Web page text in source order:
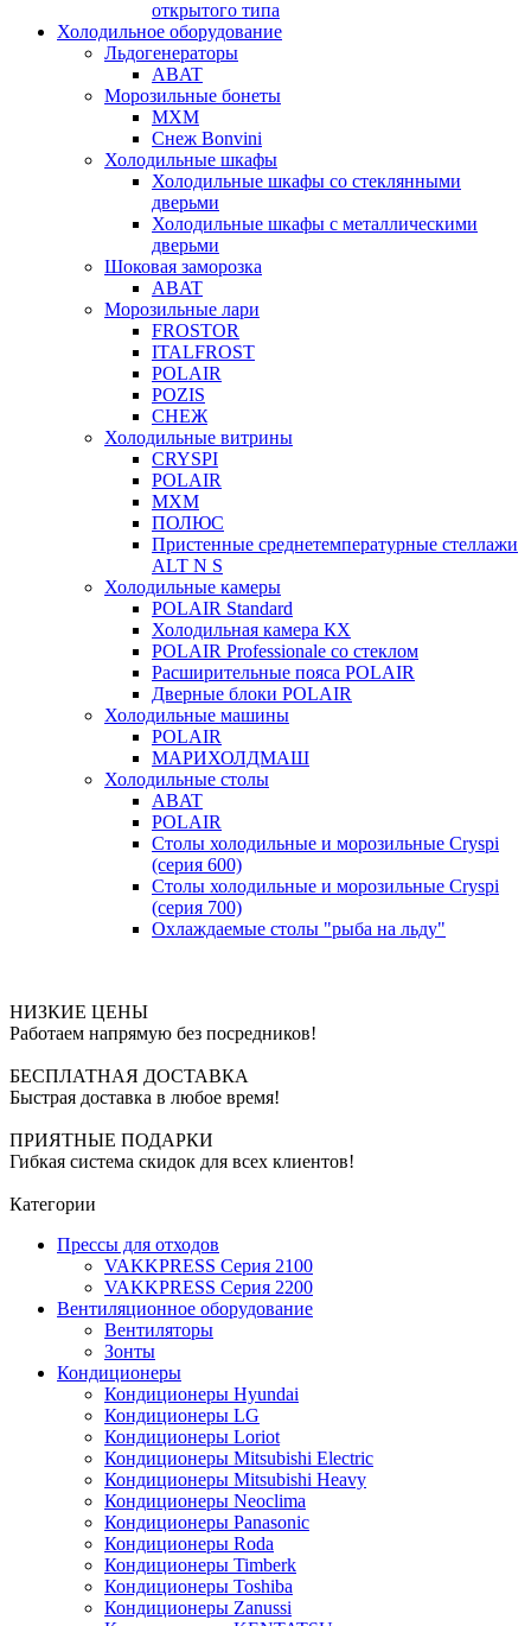
открытого типа
Холодильное оборудование
Льдогенераторы
ABAT
Морозильные бонеты
МХМ
Снеж Bonvini
Холодильные шкафы
Холодильные шкафы cо стеклянными
дверьми
Холодильные шкафы с металлическими
дверьми
Шоковая заморозка
ABAT
Морозильные лари
FROSTOR
ITALFROST
POLAIR
POZIS
СНЕЖ
Холодильные витрины
CRYSPI
POLAIR
МХМ
ПОЛЮС
Пристенные среднетемпературные стеллажи
ALT N S
Холодильные камеры
POLAIR Standard
Холодильная камера КХ
POLAIR Professionale со стеклом
Расширительные пояса POLAIR
Дверные блоки POLAIR
Холодильные машины
POLAIR
МАРИХОЛДМАШ
Холодильные столы
ABAT
POLAIR
Столы холодильные и морозильные Cryspi
(серия 600)
Столы холодильные и морозильные Cryspi
(серия 700)
Охлаждаемые столы "рыба на льду"
НИЗКИЕ ЦЕНЫ
Работаем напрямую без посредников!
БЕСПЛАТНАЯ ДОСТАВКА
Быстрая доставка в любое время!
ПРИЯТНЫЕ ПОДАРКИ
Гибкая система скидок для всех клиентов!
Категории
Прессы для отходов
VAKKPRESS Серия 2100
VAKKPRESS Серия 2200
Вентиляционное оборудование
Вентиляторы
Зонты
Кондиционеры
Кондиционеры Hyundai
Кондиционеры LG
Кондиционеры Loriot
Кондиционеры Mitsubishi Electric
Кондиционеры Mitsubishi Heavy
Кондиционеры Neoclima
Кондиционеры Panasonic
Кондиционеры Roda
Кондиционеры Timberk
Кондиционеры Toshiba
Кондиционеры Zanussi